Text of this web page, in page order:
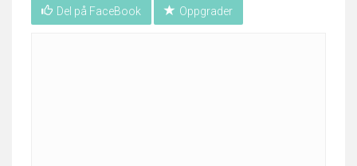
Del på FaceBook Oppgrader